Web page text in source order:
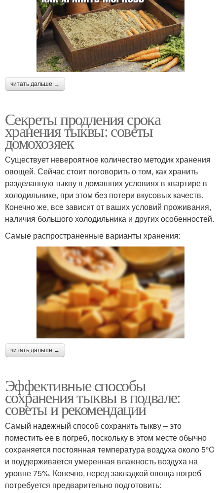
читать дальше →
Секреты продления срока
хранения тыквы: советы
домохозяек
Существует невероятное количество методик хранения
овощей. Сейчас стоит поговорить о том, как хранить
разделанную тыкву в домашних условиях в квартире в
холодильнике, при этом без потери вкусовых качеств.
Конечно же, все зависит от ваших условий проживания,
наличия большого холодильника и других особенностей.
Самые распространенные варианты хранения:
читать дальше →
Эффективные способы
сохранения тыквы в подвале:
советы и рекомендации
Самый надежный способ сохранить тыкву – это
поместить ее в погреб, поскольку в этом месте обычно
сохраняется постоянная температура воздуха около 5°C
и поддерживается умеренная влажность воздуха на
уровне 75%. Конечно, перед закладкой овоща погреб
потребуется предварительно подготовить: